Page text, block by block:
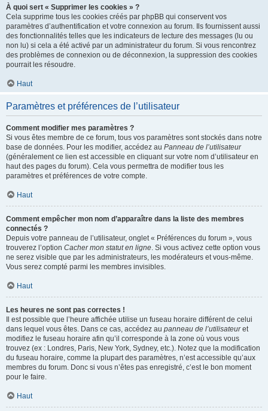
À quoi sert « Supprimer les cookies » ?
Cela supprime tous les cookies créés par phpBB qui conservent vos
paramètres d’authentification et votre connexion au forum. Ils fournissent aussi
des fonctionnalités telles que les indicateurs de lecture des messages (lu ou
non lu) si cela a été activé par un administrateur du forum. Si vous rencontrez
des problèmes de connexion ou de déconnexion, la suppression des cookies
pourrait les résoudre.
Haut
Paramètres et préférences de l’utilisateur
Comment modifier mes paramètres ?
Si vous êtes membre de ce forum, tous vos paramètres sont stockés dans notre
base de données. Pour les modifier, accédez au Panneau de l’utilisateur
(généralement ce lien est accessible en cliquant sur votre nom d’utilisateur en
haut des pages du forum). Cela vous permettra de modifier tous les
paramètres et préférences de votre compte.
Haut
Comment empêcher mon nom d’apparaître dans la liste des membres
connectés ?
Depuis votre panneau de l’utilisateur, onglet « Préférences du forum », vous
trouverez l’option Cacher mon statut en ligne. Si vous activez cette option vous
ne serez visible que par les administrateurs, les modérateurs et vous-même.
Vous serez compté parmi les membres invisibles.
Haut
Les heures ne sont pas correctes !
Il est possible que l’heure affichée utilise un fuseau horaire différent de celui
dans lequel vous êtes. Dans ce cas, accédez au panneau de l’utilisateuret
modifiez le fuseau horaire afin qu’il corresponde à la zone où vous vous
trouvez (ex : Londres, Paris, New York, Sydney, etc.). Notez que la modification
du fuseau horaire, comme la plupart des paramètres, n’est accessible qu’aux
membres du forum. Donc si vous n’êtes pas enregistré, c’est le bon moment
pour le faire.
Haut